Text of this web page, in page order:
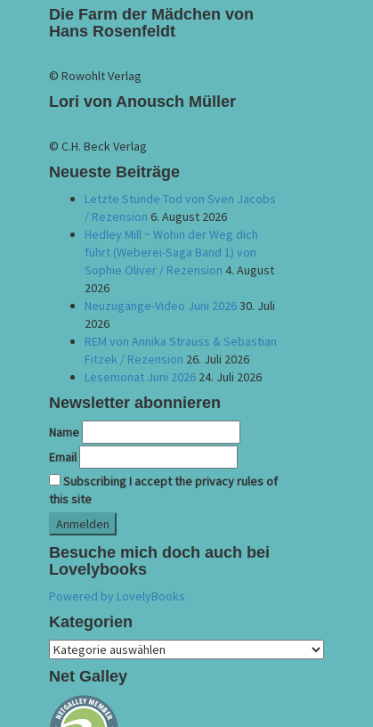
Die Farm der Mädchen von
Hans Rosenfeldt
© Rowohlt Verlag
Lori von Anousch Müller
© C.H. Beck Verlag
Neueste Beiträge
Letzte Stunde Tod von Sven Jacobs
/ Rezension 6. August 2026
Hedley Mill ~ Wohin der Weg dich
führt (Weberei-Saga Band 1) von
Sophie Oliver / Rezension 4. August
2026
Neuzugänge-Video Juni 202630. Juli
2026
REM von Annika Strauss & Sebastian
Fitzek / Rezension 26. Juli 2026
Lesemonat Juni 2026 24. Juli 2026
Newsletter abonnieren
Name
Email
Subscribing I accept the privacy rules of
this site
Besuche mich doch auch bei
Lovelybooks
Powered by LovelyBooks
Kategorien
Kategorien
Net Galley